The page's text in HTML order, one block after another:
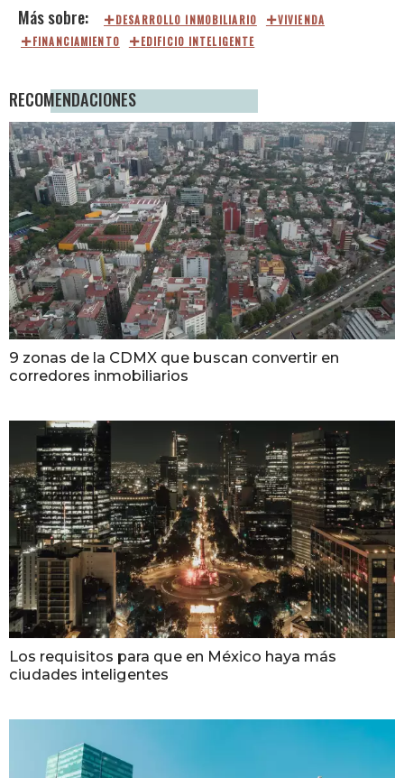
DESARROLLO INMOBILIARIO
VIVIENDA
FINANCIAMIENTO
EDIFICIO INTELIGENTE
RECOMENDACIONES
9 zonas de la CDMX que buscan convertir en
corredores inmobiliarios
Los requisitos para que en México haya más
ciudades inteligentes